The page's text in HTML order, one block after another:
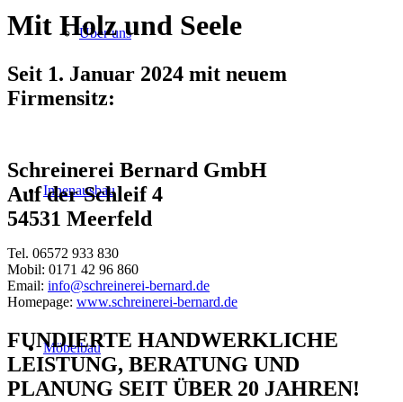
Über uns
Innenausbau
Möbelbau
Mit Holz und Seele
Seit 1. Januar 2024 mit neuem
Firmensitz:
Schreinerei Bernard GmbH
Auf der Schleif 4
54531 Meerfeld
Tel. 06572 933 830
Mobil: 0171 42 96 860
Email: info@schreinerei-bernard.de
Homepage: www.schreinerei-bernard.de
FUNDIERTE HANDWERKLICHE
LEISTUNG, BERATUNG UND
PLANUNG SEIT ÜBER 20 JAHREN!